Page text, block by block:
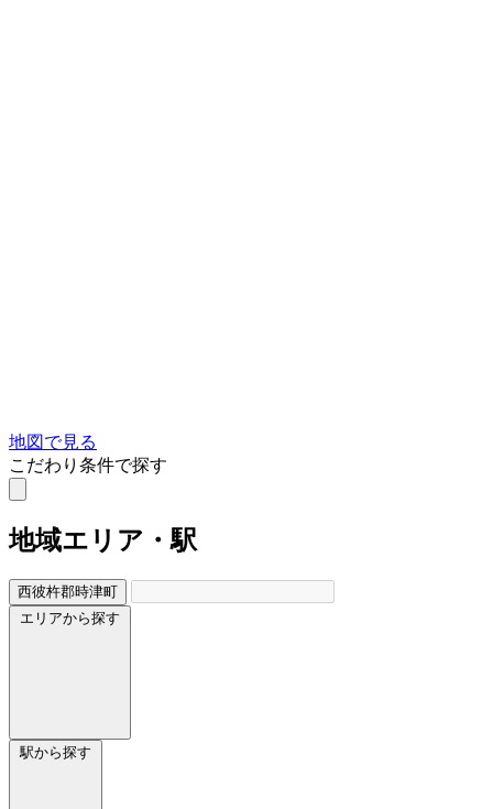
地図で見る
こだわり条件で探す
地域エリア・駅
西彼杵郡時津町
エリアから探す
駅から探す